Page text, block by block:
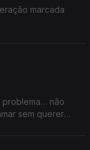
marcada
não
sem querer